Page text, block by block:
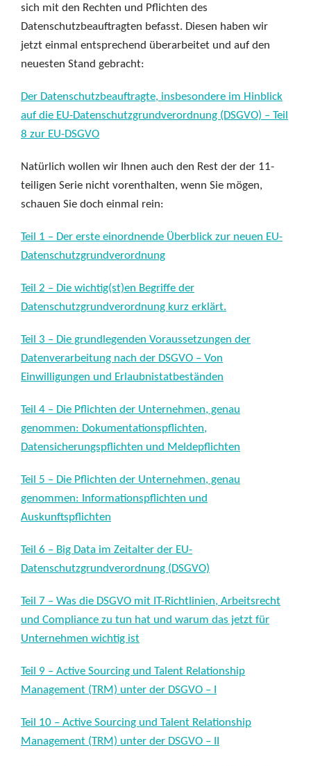
sich mit den Rechten und Pflichten des
Datenschutzbeauftragten befasst. Diesen haben wir
jetzt einmal entsprechend überarbeitet und auf den
neuesten Stand gebracht:
Der Datenschutzbeauftragte, insbesondere im Hinblick
auf die EU-Datenschutzgrundverordnung (DSGVO) – Teil
8 zur EU-DSGVO
Natürlich wollen wir Ihnen auch den Rest der der 11-
teiligen Serie nicht vorenthalten, wenn Sie mögen,
schauen Sie doch einmal rein:
Teil 1 – Der erste einordnende Überblick zur neuen EU-
Datenschutzgrundverordnung
Teil 2 – Die wichtig(st)en Begriffe der
Datenschutzgrundverordnung kurz erklärt.
Teil 3 – Die grundlegenden Voraussetzungen der
Datenverarbeitung nach der DSGVO – Von
Einwilligungen und Erlaubnistatbeständen
Teil 4 – Die Pflichten der Unternehmen, genau
genommen: Dokumentationspflichten,
Datensicherungspflichten und Meldepflichten
Teil 5 – Die Pflichten der Unternehmen, genau
genommen: Informationspflichten und
Auskunftspflichten
Teil 6 – Big Data im Zeitalter der EU-
Datenschutzgrundverordnung (DSGVO)
Teil 7 – Was die DSGVO mit IT-Richtlinien, Arbeitsrecht
und Compliance zu tun hat und warum das jetzt für
Unternehmen wichtig ist
Teil 9 – Active Sourcing und Talent Relationship
Management (TRM) unter der DSGVO – I
Teil 10 – Active Sourcing und Talent Relationship
Management (TRM) unter der DSGVO – II